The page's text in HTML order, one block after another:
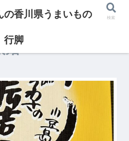
麺
の香川県うまいもの
行脚
検索